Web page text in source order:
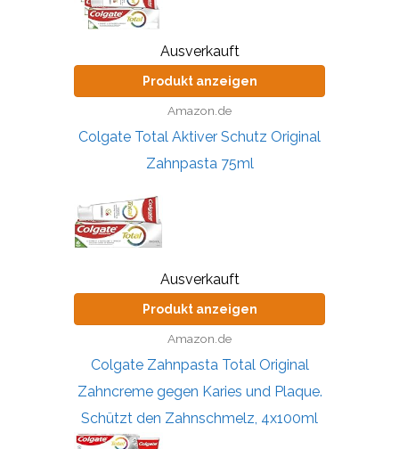
Ausverkauft
Produkt anzeigen
Amazon.de
Colgate Total Aktiver Schutz Original
Zahnpasta 75ml
Ausverkauft
Produkt anzeigen
Amazon.de
Colgate Zahnpasta Total Original
Zahncreme gegen Karies und Plaque.
Schützt den Zahnschmelz, 4x100ml